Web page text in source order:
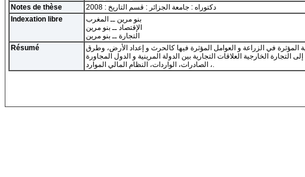
Notes de thèse
دكتوراه : جامعة الجزائر : قسم التاريخ : 2008
Indexation libre
بنو مرين ــ المغرب
الإقتصاد ــ بنو مرين
التجارة ــ بنو مرين
Résumé
المؤثرة في الزراعة و العوامل المؤثرة فيها كالحرث و إعداد الأرض، وطرق
التجارة الخارجية العلاقات التجارية بين الدولة المرينية و الدول المجاورة
، الصادرات، الواردات، النظام المالي الموارد.